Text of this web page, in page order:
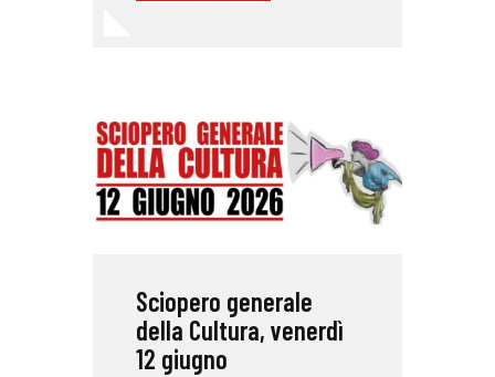
Sciopero generale
della Cultura, venerdì
12 giugno